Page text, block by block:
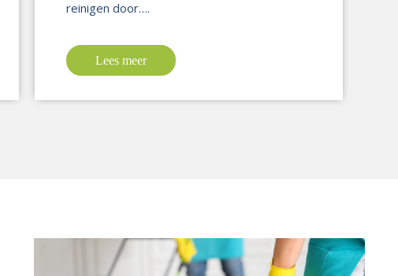
reinigen door….
Lees meer